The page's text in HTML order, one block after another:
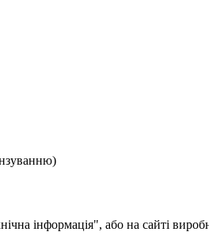
інформація", або на сайті